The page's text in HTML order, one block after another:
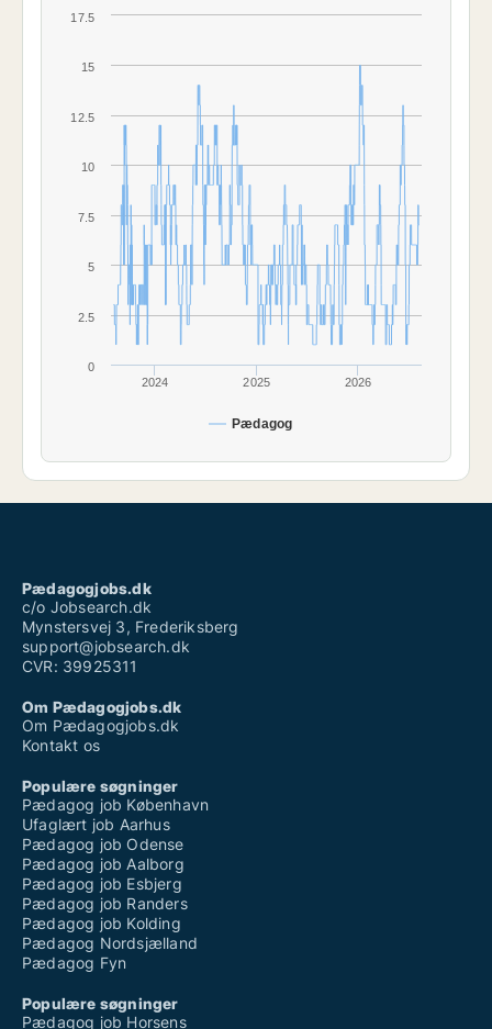
Pædagog
2024 2025 2026
0
2.5
5
7.5
10
12.5
15
17.5
Pædagogjobs.dk
c/o Jobsearch.dk
Mynstersvej 3, Frederiksberg
support@jobsearch.dk
CVR: 39925311
Om Pædagogjobs.dk
Om Pædagogjobs.dk
Kontakt os
Populære søgninger
Pædagog job København
Ufaglært job Aarhus
Pædagog job Odense
Pædagog job Aalborg
Pædagog job Esbjerg
Pædagog job Randers
Pædagog job Kolding
Pædagog Nordsjælland
Pædagog Fyn
Populære søgninger
Pædagog job Horsens